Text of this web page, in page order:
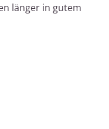
länger in gutem